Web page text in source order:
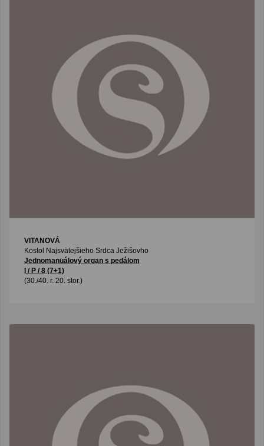
VITANOVÁ
Kostol Najsvätejšieho Srdca Ježišovho
Jednomanuálový organ s pedálom
I / P / 8 (7+1)
(30./40. r. 20. stor.)